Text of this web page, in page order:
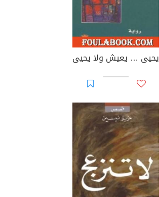
يحيى … يعيش ولا يحيى